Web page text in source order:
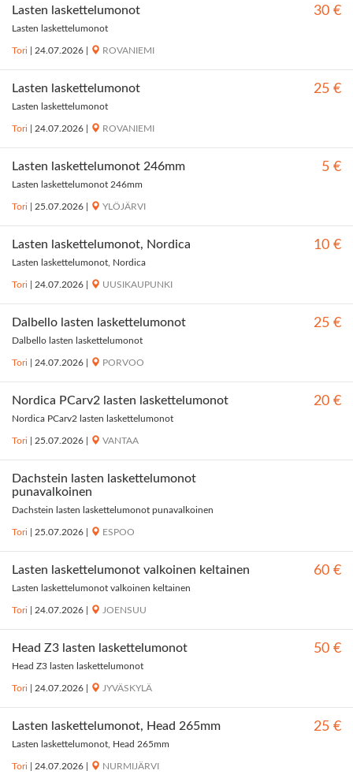
Lasten laskettelumonot 30 €
Lasten laskettelumonot
Tori 24.07.2026 ROVANIEMI
Lasten laskettelumonot 25 €
Lasten laskettelumonot
Tori 24.07.2026 ROVANIEMI
Lasten laskettelumonot 246mm 5 €
Lasten laskettelumonot 246mm
Tori 25.07.2026 YLÖJÄRVI
Lasten laskettelumonot, Nordica 10 €
Lasten laskettelumonot, Nordica
Tori 24.07.2026 UUSIKAUPUNKI
Dalbello lasten laskettelumonot 25 €
Dalbello lasten laskettelumonot
Tori 24.07.2026 PORVOO
Nordica PCarv2 lasten laskettelumonot 20 €
Nordica PCarv2 lasten laskettelumonot
Tori 25.07.2026 VANTAA
Dachstein lasten laskettelumonot
punavalkoinen
Dachstein lasten laskettelumonot punavalkoinen
Tori 25.07.2026 ESPOO
Lasten laskettelumonot valkoinen keltainen 60 €
Lasten laskettelumonot valkoinen keltainen
Tori 24.07.2026 JOENSUU
Head Z3 lasten laskettelumonot 50 €
Head Z3 lasten laskettelumonot
Tori 24.07.2026 JYVÄSKYLÄ
Lasten laskettelumonot, Head 265mm 25 €
Lasten laskettelumonot, Head 265mm
Tori 24.07.2026 NURMIJÄRVI